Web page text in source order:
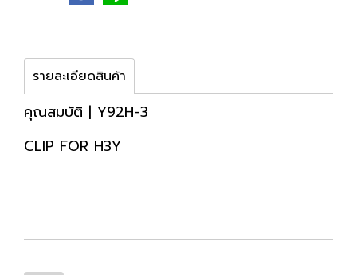
รายละเอียดสินค้า
คุณสมบัติ | Y92H-3
CLIP FOR H3Y